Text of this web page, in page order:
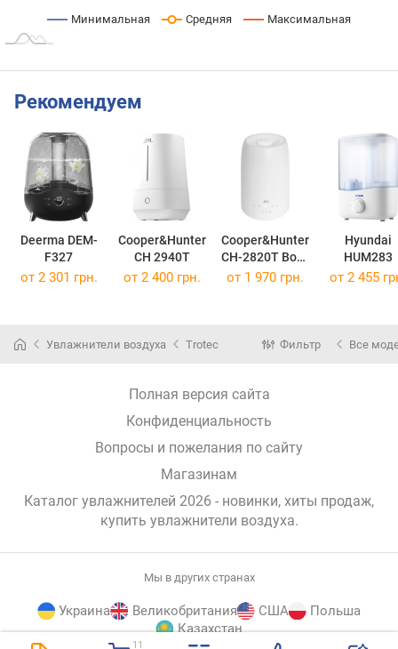
11
Минимальная Средняя Максимальная
Рекомендуем
Deerma DEM-
F327
Cooper&Hunter
CH 2940T
Cooper&Hunter
CH-2820T Bora
Bora
Hyundai
HUM283
от 2 301 грн. от 2 400 грн. от 1 970 грн. от 2 455
Увлажнители воздуха Trotec Фильтр Все
Полная версия сайта
Конфиденциальность
Вопросы и пожелания по сайту
Магазинам
Каталог увлажнителей 2026 - новинки, хиты продаж,
купить увлажнители воздуха.
Мы в других странах
Украина Великобритания США
Польша
Казахстан